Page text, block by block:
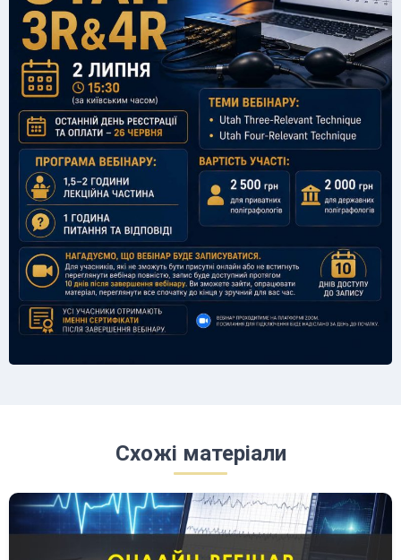
Схожі матеріали